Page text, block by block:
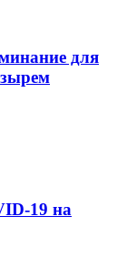
для
19 на